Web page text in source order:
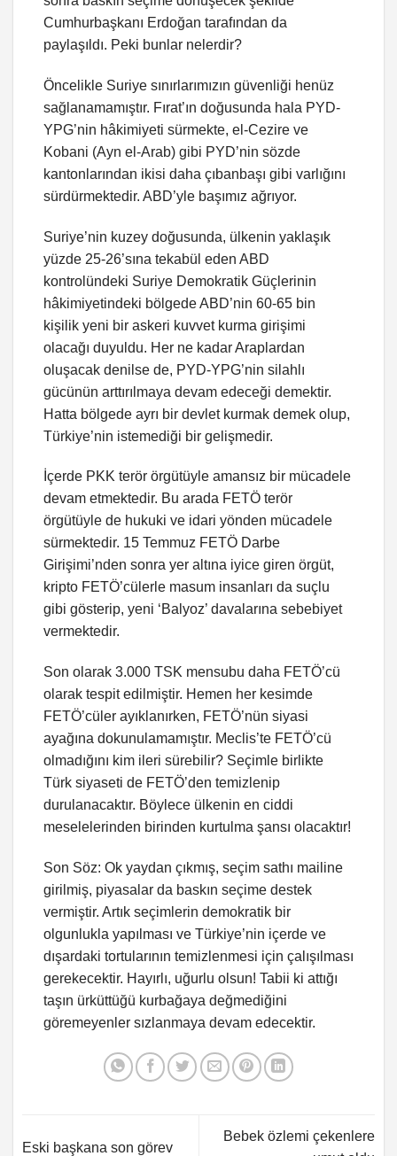
Cumhurbaşkanı Erdoğan tarafından da
paylaşıldı. Peki bunlar nelerdir?
Öncelikle Suriye sınırlarımızın güvenliği henüz
sağlanamamıştır. Fırat’ın doğusunda hala PYD-
YPG’nin hâkimiyeti sürmekte, el-Cezire ve
Kobani (Ayn el-Arab) gibi PYD’nin sözde
kantonlarından ikisi daha çıbanbaşı gibi varlığını
sürdürmektedir. ABD’yle başımız ağrıyor.
Suriye’nin kuzey doğusunda, ülkenin yaklaşık
yüzde 25-26’sına tekabül eden ABD
kontrolündeki Suriye Demokratik Güçlerinin
hâkimiyetindeki bölgede ABD’nin 60-65 bin
kişilik yeni bir askeri kuvvet kurma girişimi
olacağı duyuldu. Her ne kadar Araplardan
oluşacak denilse de, PYD-YPG’nin silahlı
gücünün arttırılmaya devam edeceği demektir.
Hatta bölgede ayrı bir devlet kurmak demek olup,
Türkiye’nin istemediği bir gelişmedir.
İçerde PKK terör örgütüyle amansız bir mücadele
devam etmektedir. Bu arada FETÖ terör
örgütüyle de hukuki ve idari yönden mücadele
sürmektedir. 15 Temmuz FETÖ Darbe
Girişimi’nden sonra yer altına iyice giren örgüt,
kripto FETÖ’cülerle masum insanları da suçlu
gibi gösterip, yeni ‘Balyoz’ davalarına sebebiyet
vermektedir.
Son olarak 3.000 TSK mensubu daha FETÖ’cü
olarak tespit edilmiştir. Hemen her kesimde
FETÖ’cüler ayıklanırken, FETÖ’nün siyasi
ayağına dokunulamamıştır. Meclis’te FETÖ’cü
olmadığını kim ileri sürebilir? Seçimle birlikte
Türk siyaseti de FETÖ’den temizlenip
durulanacaktır. Böylece ülkenin en ciddi
meselelerinden birinden kurtulma şansı olacaktır!
Son Söz: Ok yaydan çıkmış, seçim sathı mailine
girilmiş, piyasalar da baskın seçime destek
vermiştir. Artık seçimlerin demokratik bir
olgunlukla yapılması ve Türkiye’nin içerde ve
dışardaki tortularının temizlenmesi için çalışılması
gerekecektir. Hayırlı, uğurlu olsun! Tabii ki attığı
taşın ürküttüğü kurbağaya değmediğini
göremeyenler sızlanmaya devam edecektir.
Eski başkana son görev
Bebek özlemi çekenlere